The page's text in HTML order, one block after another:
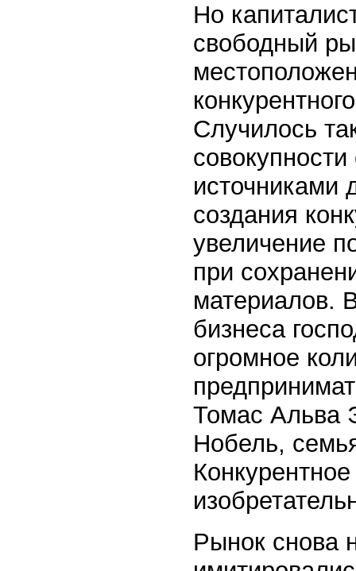
Но
свободный
Случилось
создания
увеличение
при
материалов.
бизнеса
огромное
Томас Альва
Нобель,
Рынок снова